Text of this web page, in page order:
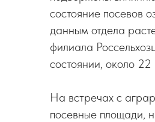
состояние посевов
данным отдела
филиала
состоянии, около
На встречах с
посевные площади,